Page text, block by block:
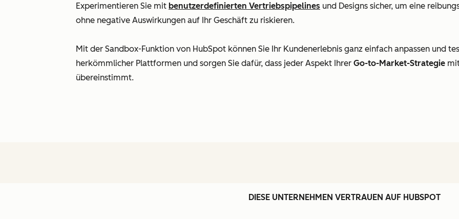
Experimentieren Sie mit benutzerdefinierten Vertriebspipelines und Designs sicher, um eine
ohne negative Auswirkungen auf Ihr Geschäft zu riskieren.
Mit der Sandbox-Funktion von HubSpot können Sie Ihr Kundenerlebnis ganz einfach anpassen und
herkömmlicher Plattformen und sorgen Sie dafür, dass jeder Aspekt Ihrer Go-to-Market-Strategie
übereinstimmt.
DIESE UNTERNEHMEN VERTRAUEN AUF HUBSPOT